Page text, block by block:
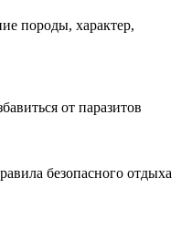
породы, характер,
от паразитов
безопасного отдыха